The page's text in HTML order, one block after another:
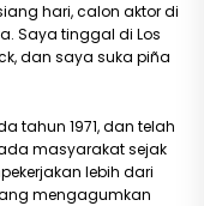
hari, calon aktor di
Saya tinggal di Los
dan saya suka piña
tahun 1971, dan telah
masyarakat sejak
lebih dari
mengagumkan